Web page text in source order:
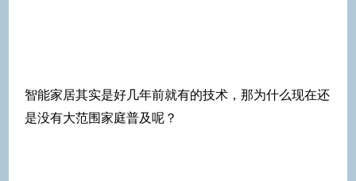
智能家居其实是好几年前就有的技术，那为什么现在还
是没有大范围家庭普及呢？